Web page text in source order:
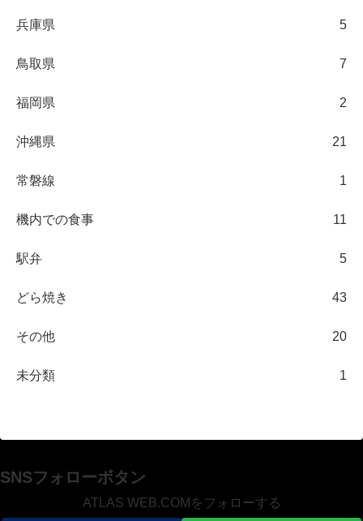
兵庫県 5
鳥取県 7
福岡県 2
沖縄県 21
常磐線 1
機内での食事 11
駅弁 5
どら焼き 43
その他 20
未分類 1
SNSフォローボタン
ATLAS WEB.COMをフォローする